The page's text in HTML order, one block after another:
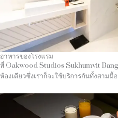
อาหารของโรงแรม
ที่ Oakwood Studios Sukhumvit
ห้องเดียวซึ่งเราก็จะใช้บริการกันทั้งสามมื้